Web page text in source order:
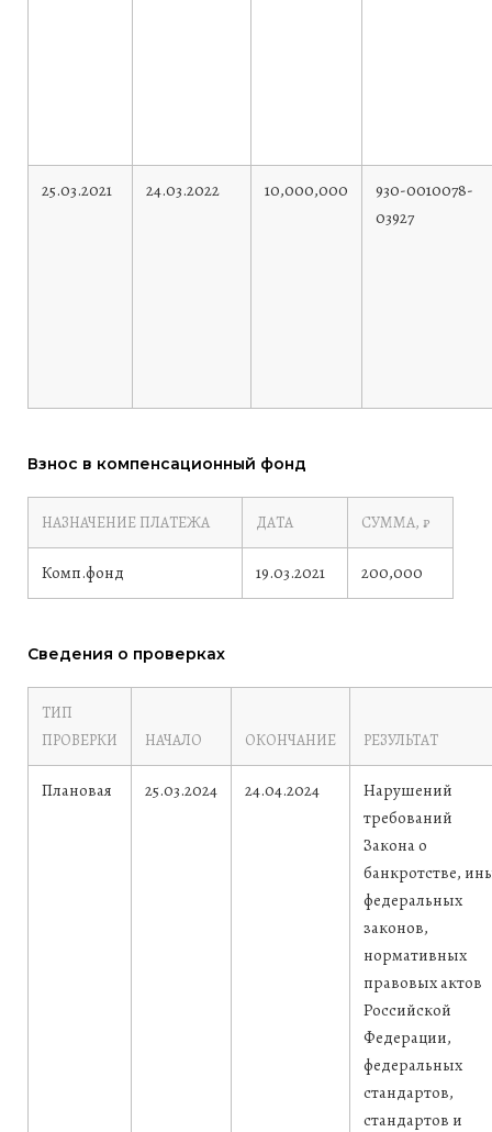
25.03.2021 24.03.2022 10,000,000
930-0010078-
03927
Взнос в компенсационный фонд
НАЗНАЧЕНИЕ ПЛАТЕЖА ДАТА СУММА, ₽
Комп.фонд 19.03.2021 200,000
Сведения о проверках
ТИП
ПРОВЕРКИ
НАЧАЛО ОКОНЧАНИЕ РЕЗУЛЬТАТ
Плановая 25.03.2024 24.04.2024
Нарушений
требований
Закона о
банкротстве,
федеральных
законов,
нормативных
правовых актов
Российской
Федерации,
федеральных
стандартов,
стандартов и